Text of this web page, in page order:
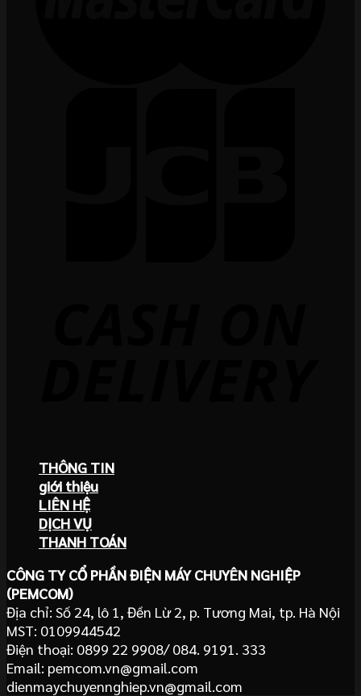
THÔNG TIN
giới thiệu
LIÊN HỆ
DỊCH VỤ
THANH TOÁN
CÔNG TY CỔ PHẦN ĐIỆN MÁY CHUYÊN NGHIỆP
(PEMCOM)
Địa chỉ: Số 24, lô 1, Đền Lừ 2, p. Tương Mai, tp. Hà Nội
MST: 0109944542
Điện thoại: 0899 22 9908/ 084. 9191. 333
Email: pemcom.vn@gmail.com
dienmaychuyennghiep.vn@gmail.com